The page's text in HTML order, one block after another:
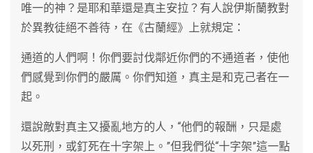
唯一的神？是耶和華還是真主安拉？有人說伊斯蘭教對
於異教徒絕不善待，在《古蘭經》上就規定：
通道的人們啊！你們要討伐鄰近你們的不通道者，使他
們感覺到你們的嚴厲。你們知道，真主是和克己者在一
起。
還說敵對真主又擾亂地方的人，“他們的報酬，只是處
以死刑，或釘死在十字架上。”但我們從“十字架”這一點